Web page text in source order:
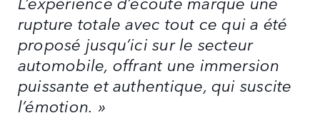
rupture totale avec tout ce qui a été
proposé jusqu’ici sur le secteur
automobile, offrant une immersion
puissante et authentique, qui suscite
l’émotion. »